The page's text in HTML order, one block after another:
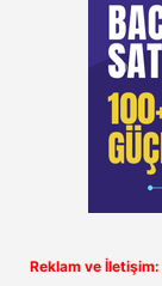
Reklam ve İletişim: